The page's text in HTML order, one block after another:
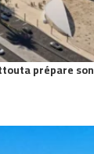
prépare